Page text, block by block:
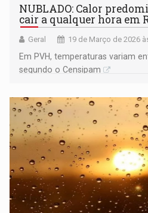
NUBLADO: Calor
cair a qualquer hora em
Geral 19 de Março de 2026
Em PVH, temperaturas variam
segundo o Censipam